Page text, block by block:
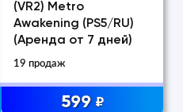
(VR2) Metro
Awakening (PS5/RU)
(Аренда от 7 дней)
19 продаж
599 ₽